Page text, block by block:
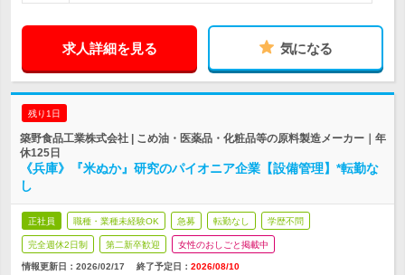
求人詳細を見る 気になる
残り1日
築野食品工業株式会社 | こめ油・医薬品・化粧品等の原料製造メーカー｜年
休125日
《兵庫》『米ぬか』研究のパイオニア企業【設備管理】*転勤な
し
正社員 職種・業種未経験OK 急募 転勤なし 学歴不問
完全週休2日制 第二新卒歓迎 女性のおしごと掲載中
情報更新日：2026/02/17 終了予定日： 2026/08/10